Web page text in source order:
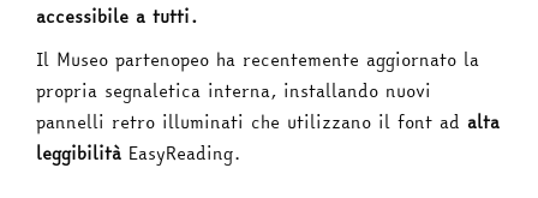
accessibile a tutti.
Il Museo partenopeo ha recentemente aggiornato la
propria segnaletica interna, installando nuovi
pannelli retro illuminati che utilizzano il font ad alta
leggibilità EasyReading.